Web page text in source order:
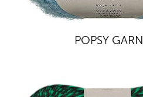
POPSY GARN